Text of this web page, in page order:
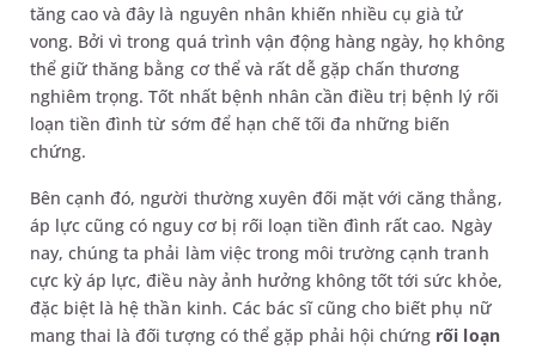
tăng cao và đây là nguyên nhân khiến nhiều cụ già tử
vong. Bởi vì trong quá trình vận động hàng ngày, họ không
thể giữ thăng bằng cơ thể và rất dễ gặp chấn thương
nghiêm trọng. Tốt nhất bệnh nhân cần điều trị bệnh lý rối
loạn tiền đình từ sớm để hạn chế tối đa những biến
chứng.
Bên cạnh đó, người thường xuyên đối mặt với căng thẳng,
áp lực cũng có nguy cơ bị rối loạn tiền đình rất cao. Ngày
nay, chúng ta phải làm việc trong môi trường cạnh tranh
cực kỳ áp lực, điều này ảnh hưởng không tốt tới sức khỏe,
đặc biệt là hệ thần kinh. Các bác sĩ cũng cho biết phụ nữ
mang thai là đối tượng có thể gặp phải hội chứng rối loạn